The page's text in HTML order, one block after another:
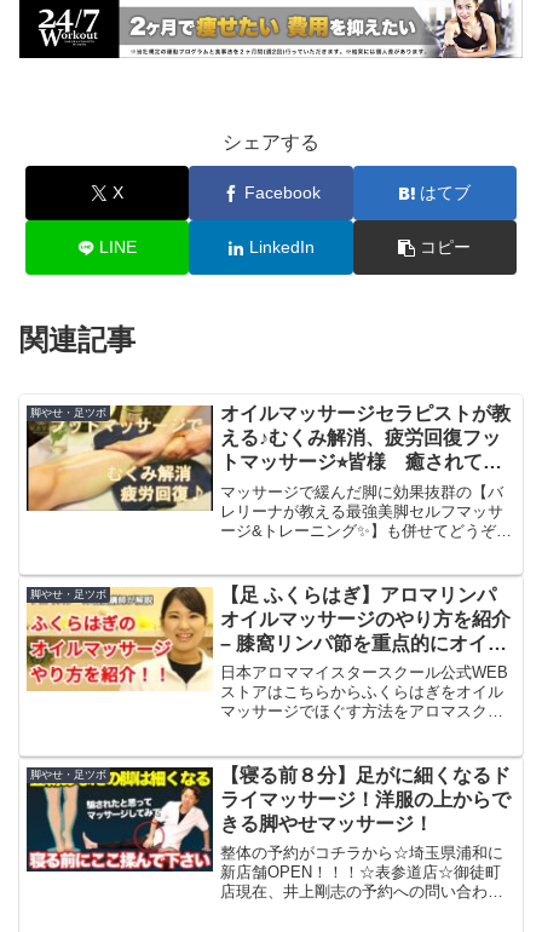
シェアする
X Facebook はてブ
LINE LinkedIn コピー
関連記事
脚やせ・足ツボ
オイルマッサージセラピストが教
える♪むくみ解消、疲労回復フッ
トマッサージ⭐︎皆様 癒されてく
ださい♪[oil massage foot
therapist how to]
マッサージで緩んだ脚に効果抜群の【バ
レリーナが教える最強美脚セルフマッサ
ージ&トレーニング✨】も併せてどうぞ♪
ソッド®︎マスターセラピスト 三浦百代
が皆様の疲れ...
脚やせ・足ツボ
【足 ふくらはぎ】アロマリンパ
オイルマッサージのやり方を紹介
– 膝窩リンパ節を重点的にオイル
マッサージで流す方法 –
Aromatherapy Massage of Calf
日本アロママイスタースクール公式WEB
ストアはこちらからふくらはぎをオイル
マッサージでほぐす方法をアロマスクー
ます！初心者だけでなく現役のセラピス
トさんにも活用していただ...
脚やせ・足ツボ
【寝る前８分】足がに細くなるド
ライマッサージ！洋服の上からで
きる脚やせマッサージ！
整体の予約がコチラから☆埼玉県浦和に
新店舗OPEN！！！☆表参道店☆御徒町
店現在、井上剛志の予約への問い合わせ